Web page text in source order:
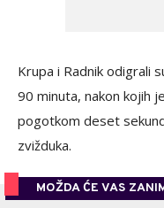
Krupa i Radnik odigrali
90 minuta, nakon kojih
pogotkom deset
zvižduka.
MOŽDA ĆE VAS